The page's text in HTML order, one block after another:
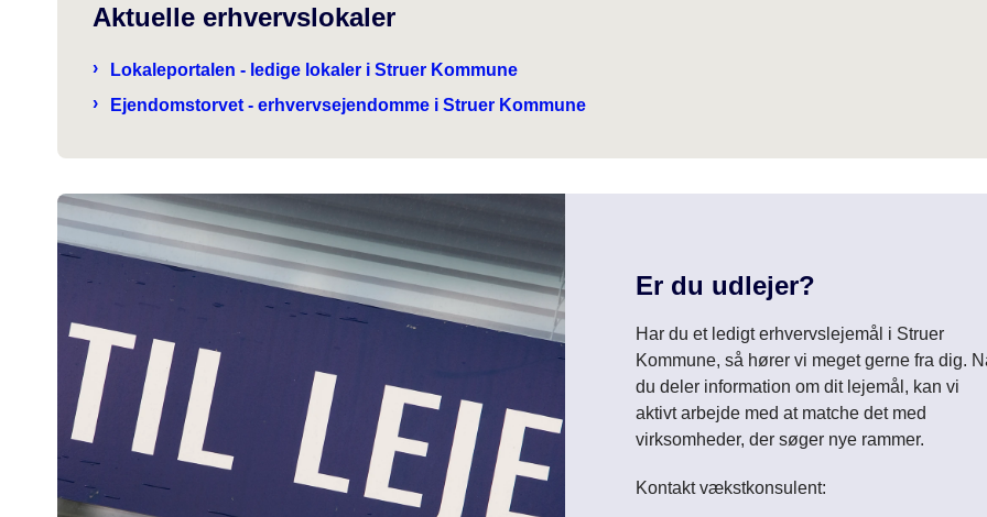
Aktuelle erhvervslokaler
Lokaleportalen - ledige lokaler i Struer Kommune
Ejendomstorvet - erhvervsejendomme i Struer Kommune
Er du udlejer?
Har du et ledigt erhvervslejemål i Struer
Kommune, så hører vi meget gerne fra dig.
du deler information om dit lejemål, kan vi
aktivt arbejde med at matche det med
virksomheder, der søger nye rammer.
Kontakt vækstkonsulent: